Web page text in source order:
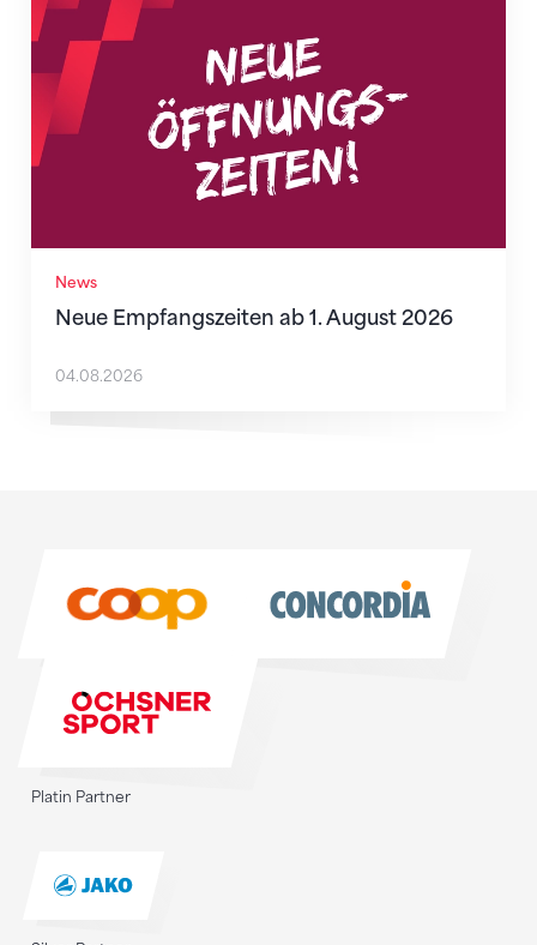
News
Neue Empfangszeiten ab 1. August 2026
04.08.2026
Platin Partner